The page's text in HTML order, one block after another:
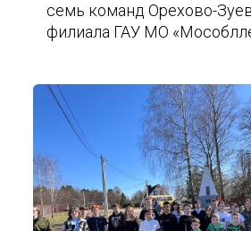
семь команд Орехово-
филиала ГАУ МО